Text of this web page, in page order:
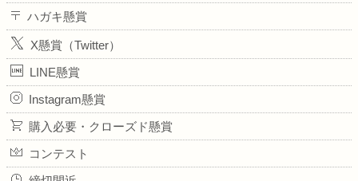
ハガキ懸賞
X懸賞（Twitter）
LINE懸賞
Instagram懸賞
購入必要・クローズド懸賞
コンテスト